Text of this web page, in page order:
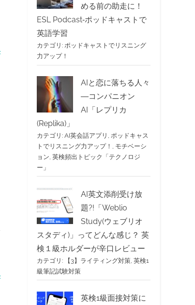
める前の助走に！
ESL Podcast‐ポッドキャストで
英語学習
カテゴリ: ポッドキャストでリスニング
力アップ！
AIと恋に落ちる人々
―コンパニオン
AI「レプリカ
(Replika)」
カテゴリ: AI英会話アプリ
ポッドキャス
トでリスニング力アップ！
モチベーシ
ョン 英検頻出トピック「テクノロジ
ー」
AI英文添削受け放
題?!「Weblio
Study(ウェブリオ
スタディ)」ってどんな感じ？ 英
検１級ホルダーが辛口レビュー
カテゴリ: 【3】ライティング対策 英検1
級筆記試験対策
英検1級面接対策に